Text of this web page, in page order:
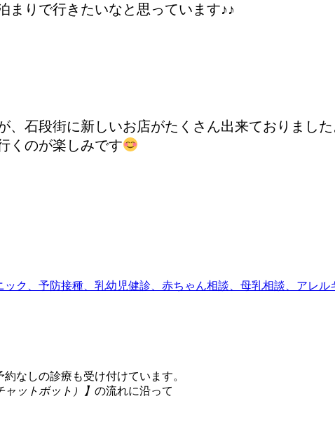
まりで行きたいなと思っています♪♪
石段街に新しいお店がたくさん出来ておりました
くのが楽しみです
なしの診療も受け付けています。
ャットボット）】 の流れに沿って